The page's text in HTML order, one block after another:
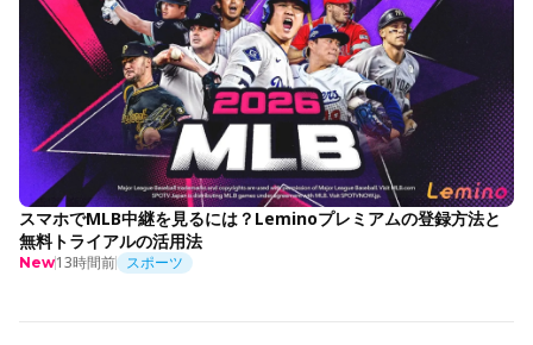
スマホでMLB中継を見るには？Leminoプレミアムの登録方法と
無料トライアルの活用法
New13時間前 スポーツ